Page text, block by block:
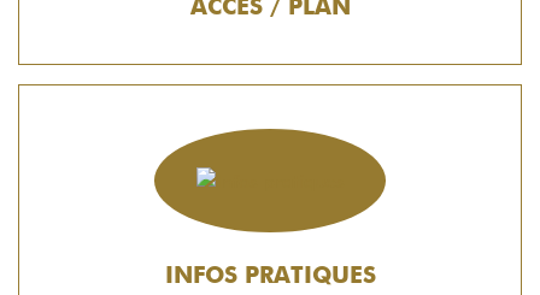
ACCÈS / PLAN
INFOS PRATIQUES